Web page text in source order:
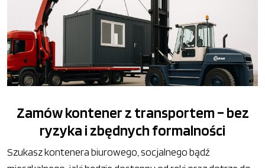
Zamów kontener z transportem – bez
ryzyka i zbędnych formalności
Szukasz kontenera biurowego, socjalnego bądź